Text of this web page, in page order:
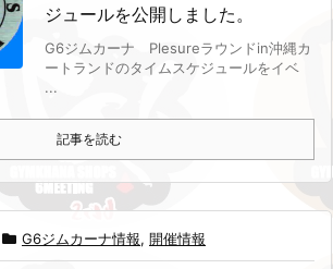
ジュールを公開しました。
G6ジムカーナ Plesureラウンドin沖縄カ
ートランドのタイムスケジュールをイベ
...
記事を読む
G6ジムカーナ情報, 開催情報